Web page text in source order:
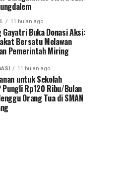
11 bulan ago
Gayatri Buka Donasi Aksi:
Bersatu Melawan
Pemerintah Miring
11 bulan ago
untuk Sekolah
Pungli Rp120 Ribu/Bulan
Orang Tua di SMAN